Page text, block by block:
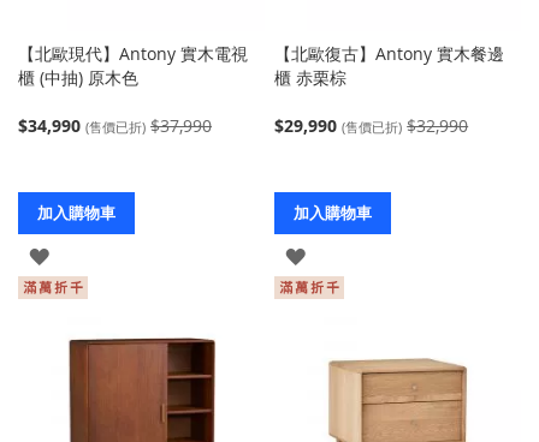
【北歐現代】Antony 實木電視
櫃 (中抽) 原木色
$34,990 (售價已折) $37,990
加入購物車
登
入
【北歐復古】Antony 實木餐邊
櫃 赤栗棕
$29,990 (售價已折) $32,990
加入購物車
登
入